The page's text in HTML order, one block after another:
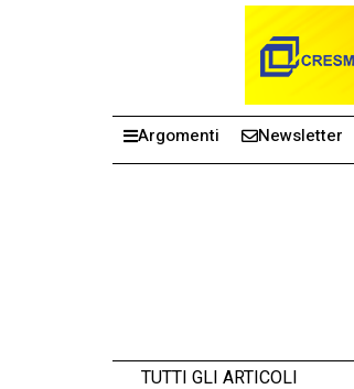
Argomenti Newsletter
TUTTI GLI ARTICOLI